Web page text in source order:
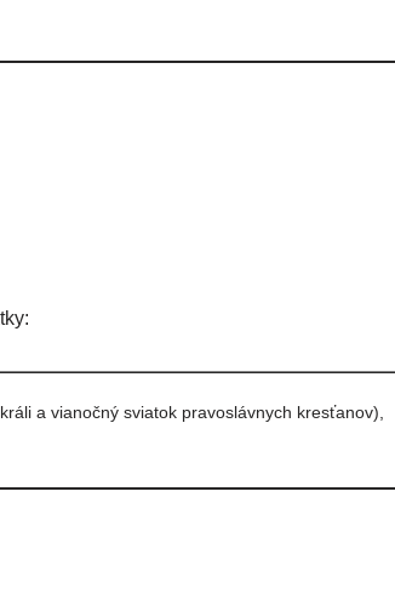
a vianočný sviatok pravoslávnych kresťanov),